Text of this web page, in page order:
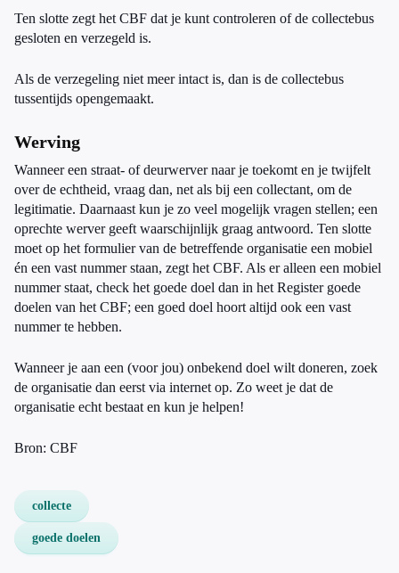
Ten slotte zegt het CBF dat je kunt controleren of de collectebus
gesloten en verzegeld is.
Als de verzegeling niet meer intact is, dan is de collectebus
tussentijds opengemaakt.
Werving
Wanneer een straat- of deurwerver naar je toekomt en je twijfelt
over de echtheid, vraag dan, net als bij een collectant, om de
legitimatie. Daarnaast kun je zo veel mogelijk vragen stellen; een
oprechte werver geeft waarschijnlijk graag antwoord. Ten slotte
moet op het formulier van de betreffende organisatie een mobiel
én een vast nummer staan, zegt het CBF. Als er alleen een mobiel
nummer staat, check het goede doel dan in het Register goede
doelen van het CBF; een goed doel hoort altijd ook een vast
nummer te hebben.
Wanneer je aan een (voor jou) onbekend doel wilt doneren, zoek
de organisatie dan eerst via internet op. Zo weet je dat de
organisatie echt bestaat en kun je helpen!
Bron: CBF
collecte
goede doelen